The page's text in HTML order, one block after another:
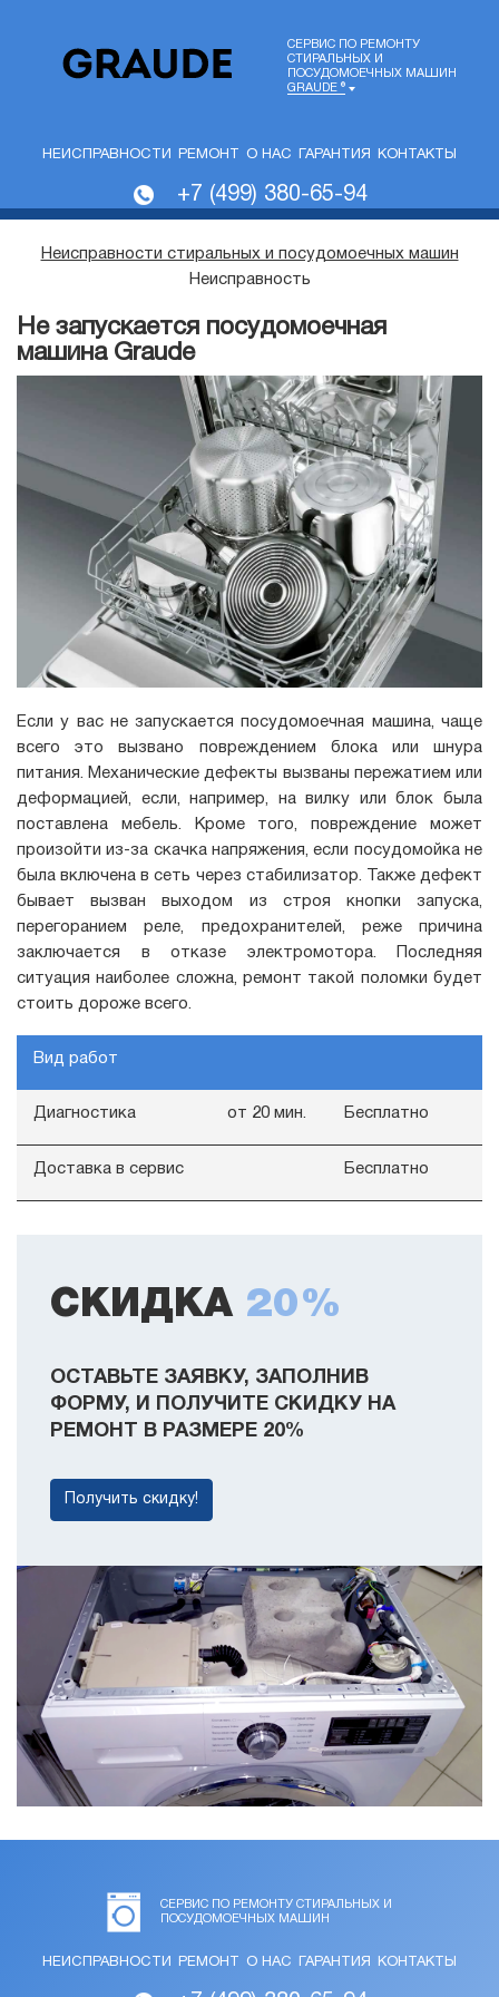
СЕРВИС ПО РЕМОНТУ
СТИРАЛЬНЫХ И
ПОСУДОМОЕЧНЫХ МАШИН
GRAUDE ®
НЕИСПРАВНОСТИ РЕМОНТ О НАС ГАРАНТИЯ КОНТАКТЫ
+7 (499) 380-65-94
Неисправности стиральных и посудомоечных машин
Неисправность
Не запускается посудомоечная
машина Graude
Если у вас не запускается посудомоечная машина, чаще
всего это вызвано повреждением блока или шнура
питания. Механические дефекты вызваны пережатием или
деформацией, если, например, на вилку или блок была
поставлена мебель. Кроме того, повреждение может
произойти из-за скачка напряжения, если посудомойка не
была включена в сеть через стабилизатор. Также дефект
бывает вызван выходом из строя кнопки запуска,
перегоранием реле, предохранителей, реже причина
заключается в отказе электромотора. Последняя
ситуация наиболее сложна, ремонт такой поломки будет
стоить дороже всего.
Вид работ
Диагностика от 20 мин. Бесплатно
Доставка в сервис Бесплатно
СКИДКА 20%
ОСТАВЬТЕ ЗАЯВКУ, ЗАПОЛНИВ
ФОРМУ, И ПОЛУЧИТЕ СКИДКУ НА
РЕМОНТ В РАЗМЕРЕ 20%
Получить скидку!
СЕРВИС ПО РЕМОНТУ СТИРАЛЬНЫХ И
ПОСУДОМОЕЧНЫХ МАШИН
НЕИСПРАВНОСТИ РЕМОНТ О НАС ГАРАНТИЯ КОНТАКТЫ